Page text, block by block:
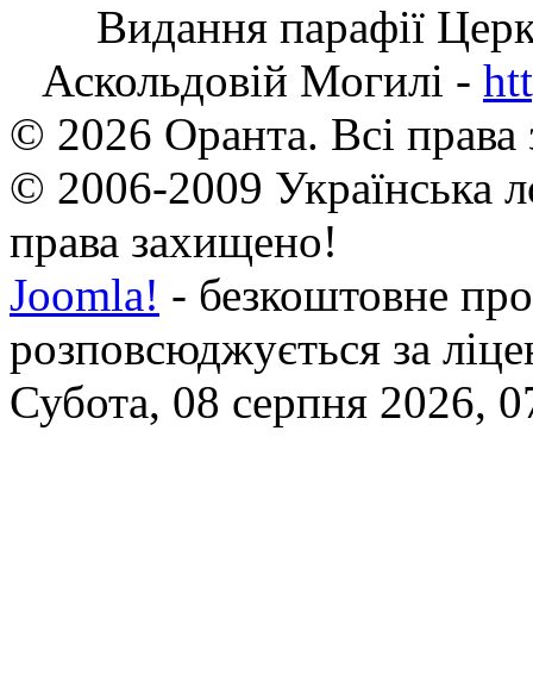
Видання парафії
Аскольдовій Могилі -
© 2026 Оранта. Всі
© 2006-2009 Українська
права захищено!
Joomla! - безкоштовне
розповсюджується за
Субота, 08 серпня 2026,